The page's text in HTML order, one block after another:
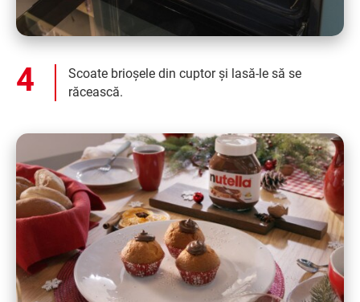
Scoate brioșele din cuptor și lasă-le să se
răcească.